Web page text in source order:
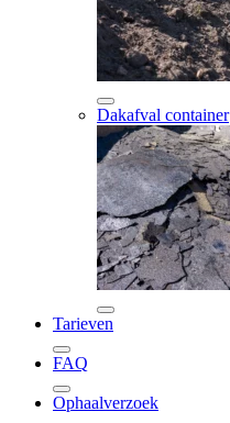
Dakafval container
Tarieven
FAQ
Ophaalverzoek